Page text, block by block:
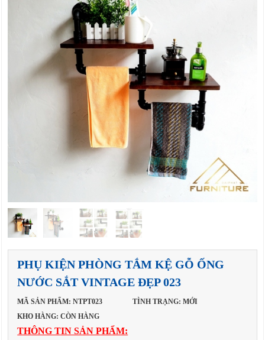
PHỤ KIỆN PHÒNG TẮM KỆ GỖ ỐNG
NƯỚC SẮT VINTAGE ĐẸP 023
MÃ SẢN PHẨM: NTPT023
TÌNH TRẠNG: MỚI
KHO HÀNG: CÒN HÀNG
THÔNG TIN SẢN PHẨM: